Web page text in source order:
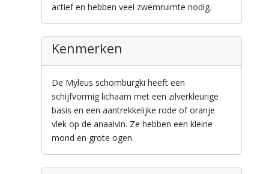
actief en hebben veel zwemruimte nodig.
Kenmerken
De Myleus schomburgki heeft een
schijfvormig lichaam met een zilverkleurige
basis en een aantrekkelijke rode of oranje
vlek op de anaalvin. Ze hebben een kleine
mond en grote ogen.